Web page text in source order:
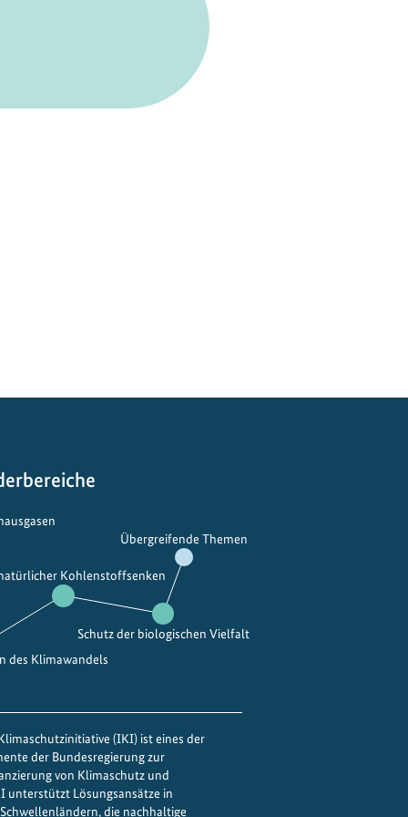
des Klimawandels
Kohlenstoffsenken
Schutz der biologischen Vielfalt
Übergreifende Themen
(IKI) ist eines der
der Bundesregierung zur
von Klimaschutz und
unterstützt Lösungsansätze in
die nachhaltige